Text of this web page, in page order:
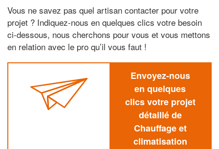
Vous ne savez pas quel artisan contacter pour votre
projet ? Indiquez-nous en quelques clics votre besoin
ci-dessous, nous cherchons pour vous et vous mettons
en relation avec le pro qu’il vous faut !
Envoyez-nous
en quelques
clics votre projet
détaillé de
Chauffage et
climatisation